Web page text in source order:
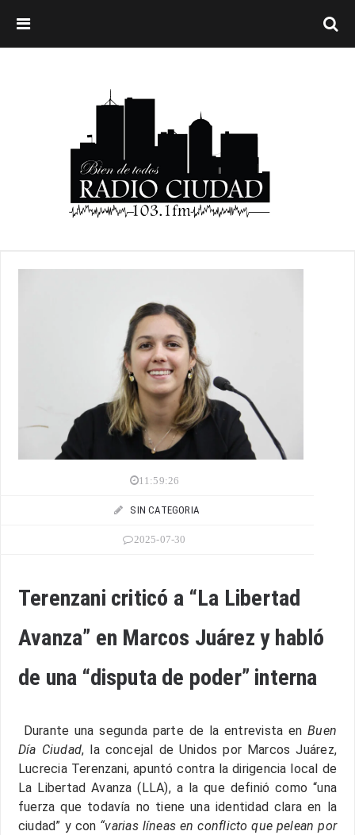
11:59:26
SIN CATEGORIA
2025-07-30
Terenzani criticó a “La Libertad
Avanza” en Marcos Juárez y habló
de una “disputa de poder” interna
Durante una segunda parte de la entrevista enBuen
Día Ciudad, la concejal de Unidos por Marcos Juárez,
Lucrecia Terenzani, apuntó contra la dirigencia local de
La Libertad Avanza (LLA), a la que definió como “una
fuerza que todavía no tiene una identidad clara en la
ciudad” y con “varias líneas en conflicto que pelean por